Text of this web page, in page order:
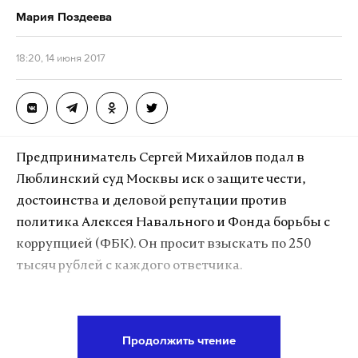
переходу к новому формату действий, который
«позволит оптимально защитить Украину от
гибридных средств войны».
Фото: © GLOBAL LOOK press/Sergii Kharchenko
Подпишитесь на Daily Storm вMAX. Он
работает там, где тормозит интернет.
А еще мы есть вTelegram,ДзениVK
Макс Telegram
Мария Поздеева
18:20, 14 июня 2017
Предприниматель Сергей Михайлов подал в
Люблинский суд Москвы иск о защите чести,
достоинства и деловой репутации против
политика Алексея Навального и Фонда борьбы с
коррупцией (ФБК). Он просит взыскать по 250
тысяч рублей с каждого ответчика.
Продолжить чтение